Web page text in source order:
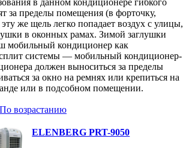
в данном кондиционере гибкого
за пределы помещения (в форточку,
же щель легко попадает воздух с улицы,
в оконных рамах. Зимой заглушки
мобильный кондиционер как
системы — мобильный кондиционер-
должен выноситься за пределы
за окно на ремнях или крепиться на
или в подсобном помещении.
ELENBERG PRT-9050